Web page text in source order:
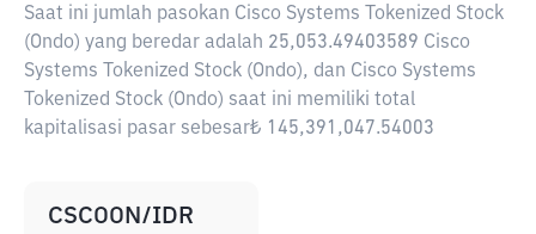
Saat ini jumlah pasokan Cisco Systems Tokenized Stock
(Ondo) yang beredar adalah 25,053.49403589 Cisco
Systems Tokenized Stock (Ondo), dan Cisco Systems
Tokenized Stock (Ondo) saat ini memiliki total
kapitalisasi pasar sebesar₺ 145,391,047.54003
CSCOON/IDR